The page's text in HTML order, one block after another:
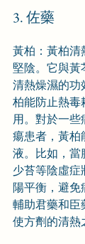
3. 佐藥
黃柏：黃柏清
堅陰。它與黃
清熱燥濕的功
柏能防止熱毒
用。對於一
瘍患者，黃柏
液。比如，當
少苔等陰虛
陽平衡，避免
輔助君藥和臣
使方劑的清熱